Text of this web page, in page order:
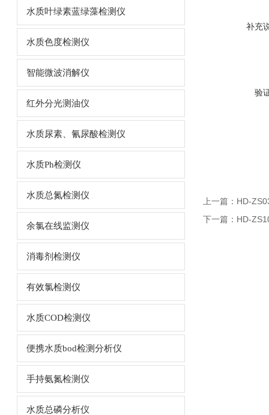
水质叶绿素蓝绿藻检测仪
水质色度检测仪
智能微波消解仪
红外分光测油仪
水质尿素、氰尿酸检测仪
水质Ph检测仪
水质总氮检测仪
余氯在线监测仪
消毒剂检测仪
有效氯检测仪
水质COD检测仪
便携水质bod检测分析仪
手持氨氮检测仪
水质总磷分析仪
补充
验
上一篇： HD-
下一篇： HD-